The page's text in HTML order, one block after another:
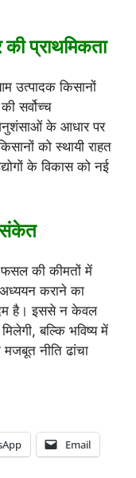
प्राथमिकता
उत्पादक किसानों
सर्वोच्च
के आधार पर
को स्थायी राहत
के विकास को नई
संकेत
की कीमतों में
कराने का
है। इससे न केवल
बल्कि भविष्य में
नीति ढांचा
Email